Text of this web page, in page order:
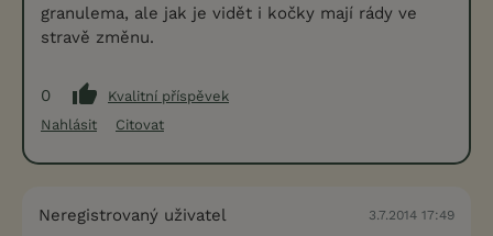
granulema, ale jak je vidět i kočky mají rády ve
stravě změnu.
0
Kvalitní příspěvek
Nahlásit
Citovat
Neregistrovaný uživatel 3.7.2014 17:49